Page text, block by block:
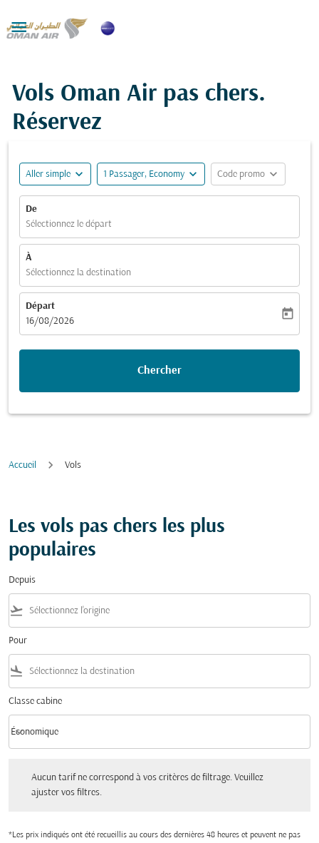

Vols Oman Air pas chers.
Réservez
Aller simple expand_more 1 Passager, Economy expand_more Code promo expand_more
De
Sélectionnez le départ
À
Sélectionnez la destination
Départ
fc-booking-departure-date-aria-label
16/08/2026
today
Chercher
Accueil Vols
Les vols pas chers les plus
populaires
Depuis
flight_takeoff
Pour
flight_land
Classe cabine
Classe cabine option Économique Selected
Économique
keyboard_arrow_down
Aucun tarif ne correspond à vos critères de filtrage. Veuillez
ajuster vos filtres.
*Les prix indiqués ont été recueillis au cours des dernières 48 heures et peuvent ne pas